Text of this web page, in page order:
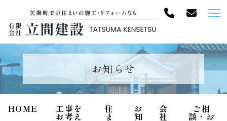
お知らせ
HOME 工事を
お考え
住
ま
お
知
会
社
ご相
談・お